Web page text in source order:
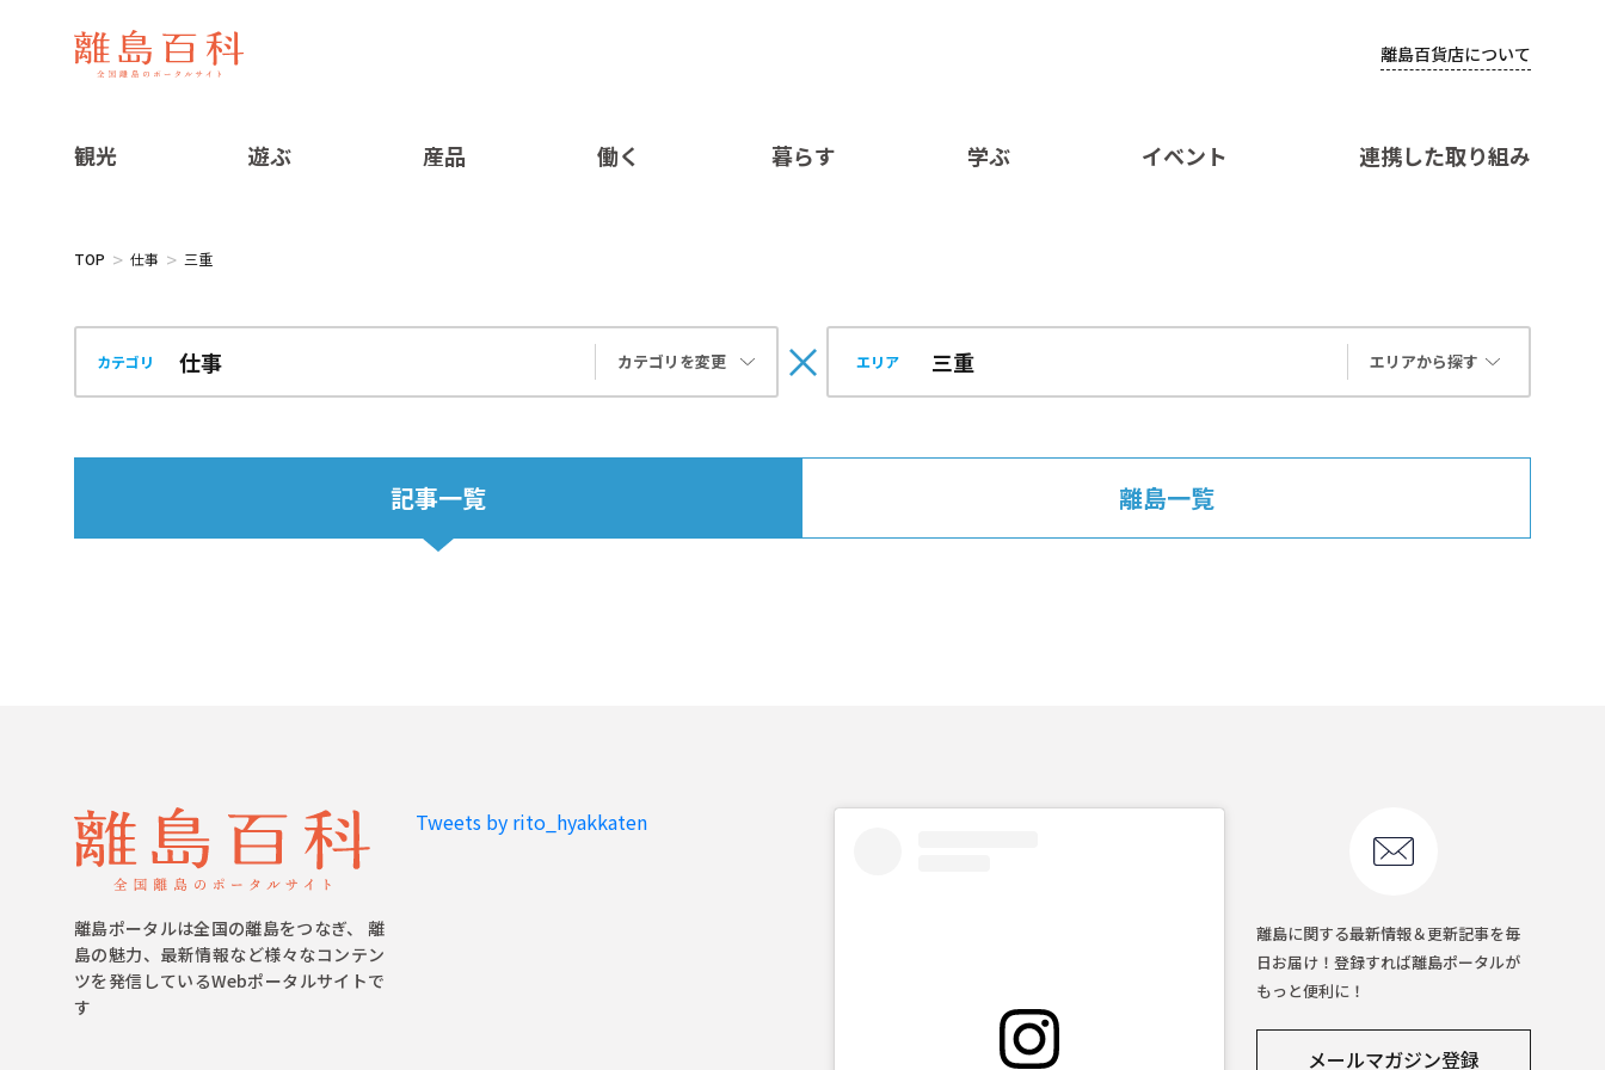
離島百貨店について
観光 遊ぶ 産品 働く 暮らす 学ぶ イベント 連携した取り組み
TOP 仕事 三重
カテゴリ カテゴリを変更 エリア エリアから探す
記事一覧 離島一覧
離島ポータルは全国の離島をつなぎ、 離
島の魅力、最新情報など様々なコンテン
ツを発信しているWebポータルサイトで
す
Tweets by rito_hyakkaten
離島に関する最新情報＆更新記事を毎
日お届け！登録すれば離島ポータルが
もっと便利に！
メールマガジン登録